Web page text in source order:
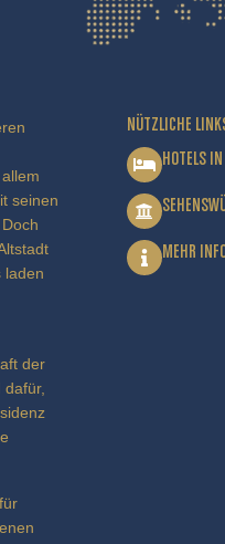
seinen
laden
der
NÜTZLICHE
HOTELS IN
MEHR